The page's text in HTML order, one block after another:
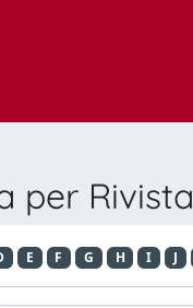
per Rivista
E F G H I J